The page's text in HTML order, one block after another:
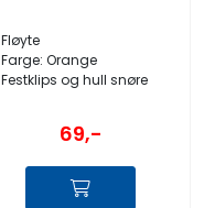
Fløyte
Farge: Orange
Festklips og hull snøre
69,-